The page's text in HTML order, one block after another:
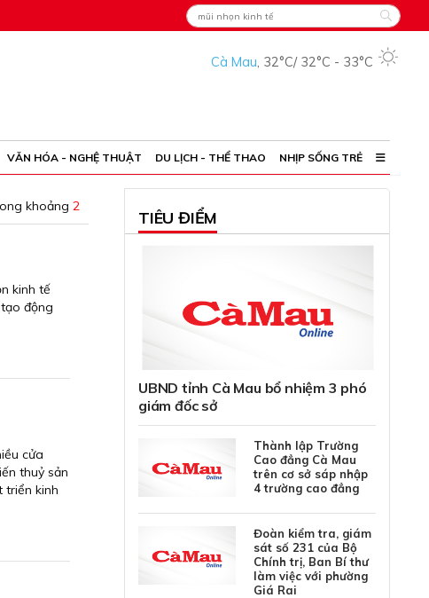
Cà Mau, 32°C/ 32°C - 33°C
VĂN HÓA - NGHỆ THUẬT DU LỊCH - THỂ THAO NHỊP SỐNG TRẺ
khoảng 2
kinh tế
động
cửa
thuỷ sản
triển kinh
TIÊU ĐIỂM
UBND tỉnh Cà Mau bổ nhiệm 3 phó
giám đốc sở
Thành lập Trường
Cao đẳng Cà Mau
trên cơ sở sáp nhập
4 trường cao đẳng
Đoàn kiểm tra, giám
sát số 231 của Bộ
Chính trị, Ban Bí thư
làm việc với phường
Giá Rai